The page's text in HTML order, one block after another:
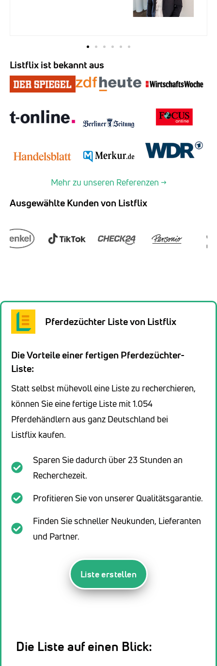
Listflix ist bekannt aus
Mehr zu unseren Referenzen →
Ausgewählte Kunden von Listflix
Pferdezüchter Liste von Listflix
Die Vorteile einer fertigen Pferdezüchter-
Liste:
Statt selbst mühevoll eine Liste zu recherchieren,
können Sie eine fertige Liste mit 1.054
Pferdehändlern aus ganz Deutschland bei
Listflix kaufen.
Sparen Sie dadurch über 23 Stunden an
Recherchezeit.
Profitieren Sie von unserer Qualitätsgarantie.
Finden Sie schneller Neukunden, Lieferanten
und Partner.
Liste erstellen
Die Liste auf einen Blick: